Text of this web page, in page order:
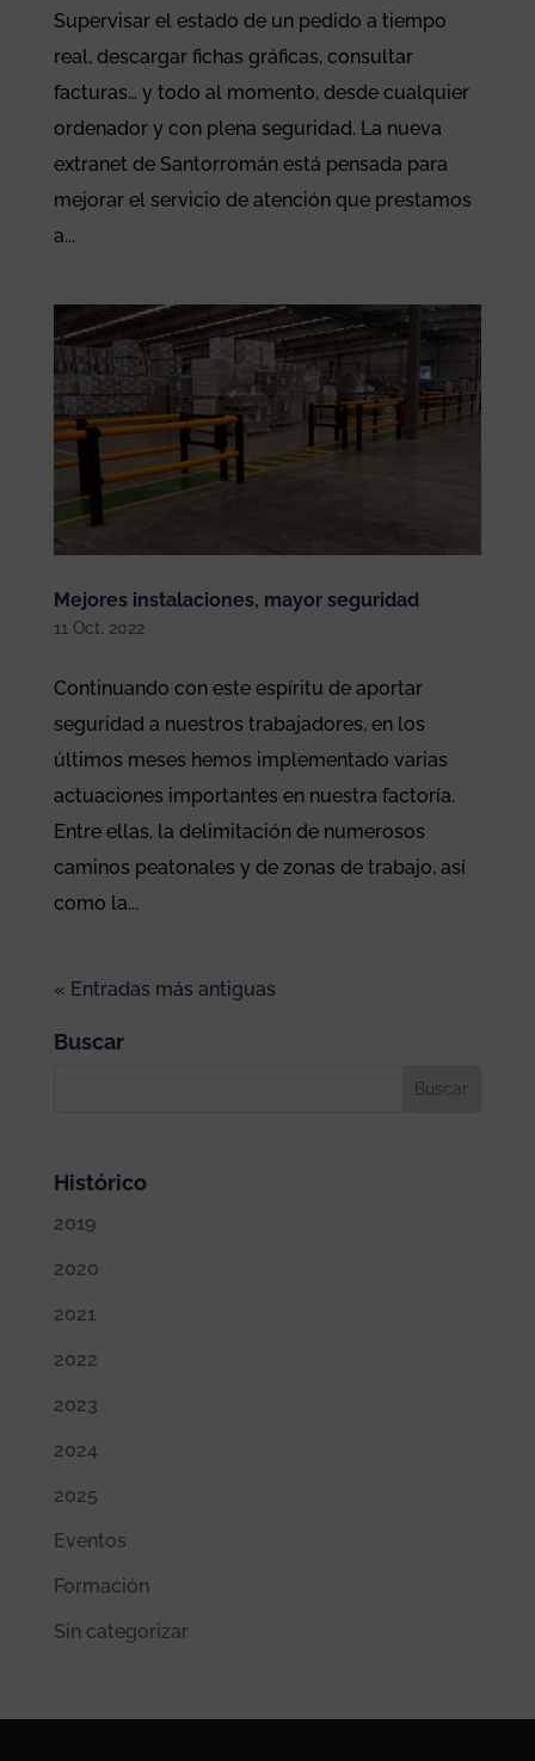
Supervisar el estado de un pedido a tiempo
real, descargar fichas gráficas, consultar
facturas… y todo al momento, desde cualquier
ordenador y con plena seguridad. La nueva
extranet de Santorromán está pensada para
mejorar el servicio de atención que prestamos
a...
Mejores instalaciones, mayor seguridad
11 Oct, 2022
Continuando con este espíritu de aportar
seguridad a nuestros trabajadores, en los
últimos meses hemos implementado varias
actuaciones importantes en nuestra factoría.
Entre ellas, la delimitación de numerosos
caminos peatonales y de zonas de trabajo, así
como la...
« Entradas más antiguas
Buscar
Histórico
2019
2020
2021
2022
2023
2024
2025
Eventos
Formación
Sin categorizar